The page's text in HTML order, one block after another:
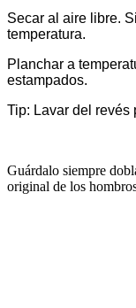
Secar al aire libre.
temperatura.
Planchar a
estampados.
Tip: Lavar del revés
Guárdalo siempre
original de los